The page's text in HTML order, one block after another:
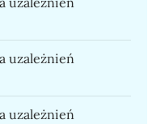
uzależnień
uzależnień